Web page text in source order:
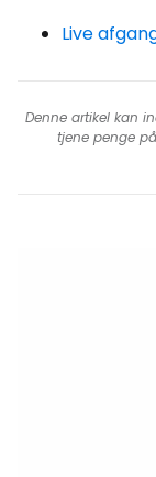
Live
Denne artikel kan
tjene penge